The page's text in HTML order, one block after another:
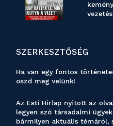
SZERKESZTŐSÉG
Ha van egy fontos
oszd meg velünk!
Az Esti Hírlap nyitott az
legyen szó társadalmi
bármilyen aktuális témáról,